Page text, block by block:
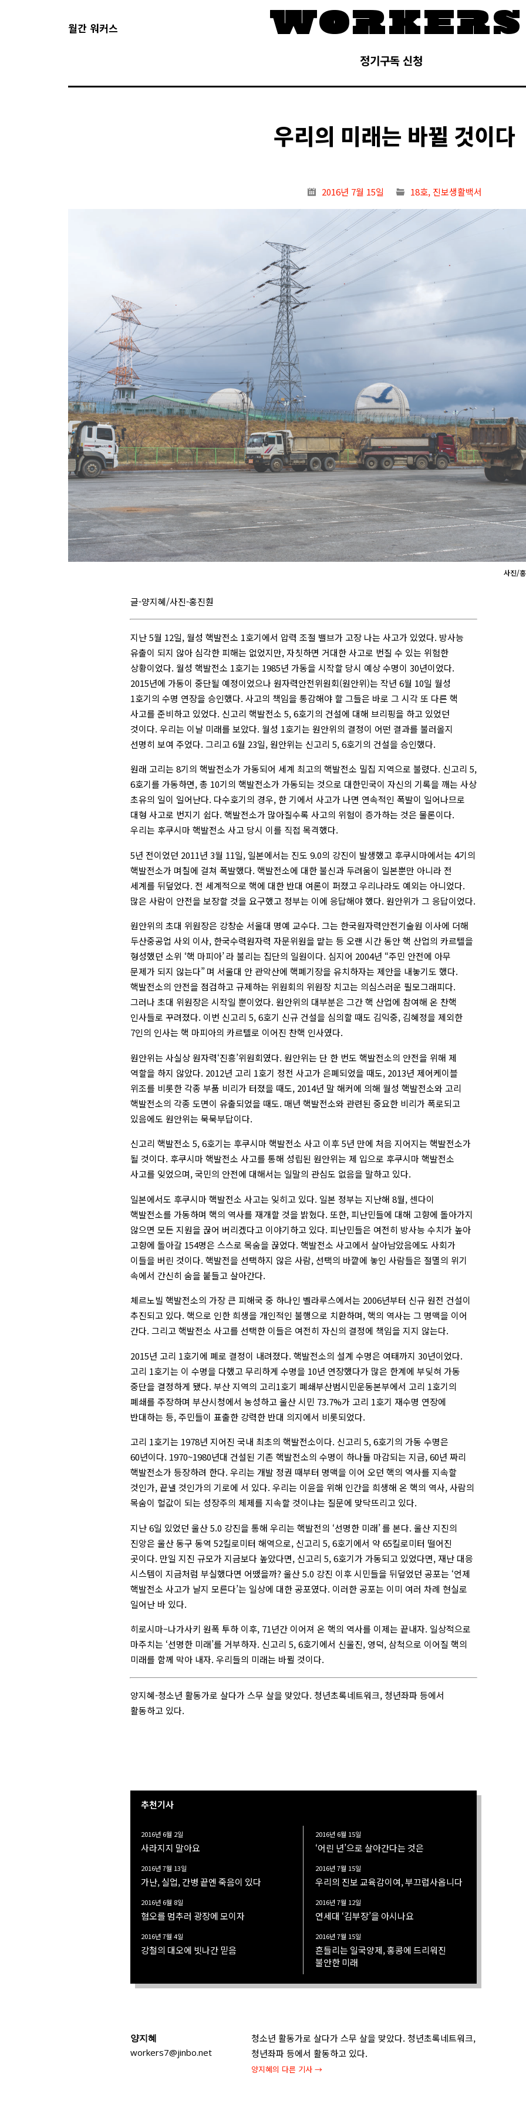
월간 워커스
정기구독 신청
우리의 미래는 바뀔 것이다
2016년 7월 15일 18호, 진보생활백서
사진/
글-양지혜/사진-홍진훤
지난 5월 12일, 월성 핵발전소 1호기에서 압력 조절 밸브가 고장 나는 사고가 있었다. 방사능
유출이 되지 않아 심각한 피해는 없었지만, 자칫하면 거대한 사고로 번질 수 있는 위험한
상황이었다. 월성 핵발전소 1호기는 1985년 가동을 시작할 당시 예상 수명이 30년이었다.
2015년에 가동이 중단될 예정이었으나 원자력안전위원회(원안위)는 작년 6월 10일 월성
1호기의 수명 연장을 승인했다. 사고의 책임을 통감해야 할 그들은 바로 그 시각 또 다른 핵
사고를 준비하고 있었다. 신고리 핵발전소 5, 6호기의 건설에 대해 브리핑을 하고 있었던
것이다. 우리는 이날 미래를 보았다. 월성 1호기는 원안위의 결정이 어떤 결과를 불러올지
선명히 보여 주었다. 그리고 6월 23일, 원안위는 신고리 5, 6호기의 건설을 승인했다.
원래 고리는 8기의 핵발전소가 가동되어 세계 최고의 핵발전소 밀집 지역으로 불렸다. 신고리 5,
6호기를 가동하면, 총 10기의 핵발전소가 가동되는 것으로 대한민국이 자신의 기록을 깨는 사상
초유의 일이 일어난다. 다수호기의 경우, 한 기에서 사고가 나면 연속적인 폭발이 일어나므로
대형 사고로 번지기 쉽다. 핵발전소가 많아질수록 사고의 위험이 증가하는 것은 물론이다.
우리는 후쿠시마 핵발전소 사고 당시 이를 직접 목격했다.
5년 전이었던 2011년 3월 11일, 일본에서는 진도 9.0의 강진이 발생했고 후쿠시마에서는 4기의
핵발전소가 며칠에 걸쳐 폭발했다. 핵발전소에 대한 불신과 두려움이 일본뿐만 아니라 전
세계를 뒤덮었다. 전 세계적으로 핵에 대한 반대 여론이 퍼졌고 우리나라도 예외는 아니었다.
많은 사람이 안전을 보장할 것을 요구했고 정부는 이에 응답해야 했다. 원안위가 그 응답이었다.
원안위의 초대 위원장은 강창순 서울대 명예 교수다. 그는 한국원자력안전기술원 이사에 더해
두산중공업 사외 이사, 한국수력원자력 자문위원을 맡는 등 오랜 시간 동안 핵 산업의 카르텔을
형성했던 소위 ‘핵 마피아’ 라 불리는 집단의 일원이다. 심지어 2004년 “주민 안전에 아무
문제가 되지 않는다” 며 서울대 안 관악산에 핵폐기장을 유치하자는 제안을 내놓기도 했다.
핵발전소의 안전을 점검하고 규제하는 위원회의 위원장 치고는 의심스러운 필모그래피다.
그러나 초대 위원장은 시작일 뿐이었다. 원안위의 대부분은 그간 핵 산업에 참여해 온 찬핵
인사들로 꾸려졌다. 이번 신고리 5, 6호기 신규 건설을 심의할 때도 김익중, 김혜정을 제외한
7인의 인사는 핵 마피아의 카르텔로 이어진 찬핵 인사였다.
원안위는 사실상 원자력‘진흥’위원회였다. 원안위는 단 한 번도 핵발전소의 안전을 위해 제
역할을 하지 않았다. 2012년 고리 1호기 정전 사고가 은폐되었을 때도, 2013년 제어케이블
위조를 비롯한 각종 부품 비리가 터졌을 때도, 2014년 말 해커에 의해 월성 핵발전소와 고리
핵발전소의 각종 도면이 유출되었을 때도. 매년 핵발전소와 관련된 중요한 비리가 폭로되고
있음에도 원안위는 묵묵부답이다.
신고리 핵발전소 5, 6호기는 후쿠시마 핵발전소 사고 이후 5년 만에 처음 지어지는 핵발전소가
될 것이다. 후쿠시마 핵발전소 사고를 통해 성립된 원안위는 제 입으로 후쿠시마 핵발전소
사고를 잊었으며, 국민의 안전에 대해서는 일말의 관심도 없음을 말하고 있다.
일본에서도 후쿠시마 핵발전소 사고는 잊히고 있다. 일본 정부는 지난해 8월, 센다이
핵발전소를 가동하며 핵의 역사를 재개할 것을 밝혔다. 또한, 피난민들에 대해 고향에 돌아가지
않으면 모든 지원을 끊어 버리겠다고 이야기하고 있다. 피난민들은 여전히 방사능 수치가 높아
고향에 돌아갈 154명은 스스로 목숨을 끊었다. 핵발전소 사고에서 살아남았음에도 사회가
이들을 버린 것이다. 핵발전을 선택하지 않은 사람, 선택의 바깥에 놓인 사람들은 절멸의 위기
속에서 간신히 숨을 붙들고 살아간다.
체르노빌 핵발전소의 가장 큰 피해국 중 하나인 벨라루스에서는 2006년부터 신규 원전 건설이
추진되고 있다. 핵으로 인한 희생을 개인적인 불행으로 치환하며, 핵의 역사는 그 명맥을 이어
간다. 그리고 핵발전소 사고를 선택한 이들은 여전히 자신의 결정에 책임을 지지 않는다.
2015년 고리 1호기에 폐로 결정이 내려졌다. 핵발전소의 설계 수명은 여태까지 30년이었다.
고리 1호기는 이 수명을 다했고 무리하게 수명을 10년 연장했다가 많은 한계에 부딪혀 가동
중단을 결정하게 됐다. 부산 지역의 고리1호기 폐쇄부산범시민운동본부에서 고리 1호기의
폐쇄를 주장하며 부산시청에서 농성하고 울산 시민 73.7%가 고리 1호기 재수명 연장에
반대하는 등, 주민들이 표출한 강력한 반대 의지에서 비롯되었다.
고리 1호기는 1978년 지어진 국내 최초의 핵발전소이다. 신고리 5, 6호기의 가동 수명은
60년이다. 1970~1980년대 건설된 기존 핵발전소의 수명이 하나둘 마감되는 지금, 60년 짜리
핵발전소가 등장하려 한다. 우리는 개발 정권 때부터 명맥을 이어 오던 핵의 역사를 지속할
것인가, 끝낼 것인가의 기로에 서 있다. 우리는 이윤을 위해 인간을 희생해 온 핵의 역사, 사람의
목숨이 헐값이 되는 성장주의 체제를 지속할 것이냐는 질문에 맞닥뜨리고 있다.
지난 6일 있었던 울산 5.0 강진을 통해 우리는 핵발전의 ‘선명한 미래’ 를 본다. 울산 지진의
진앙은 울산 동구 동역 52킬로미터 해역으로, 신고리 5, 6호기에서 약 65킬로미터 떨어진
곳이다. 만일 지진 규모가 지금보다 높았다면, 신고리 5, 6호기가 가동되고 있었다면, 재난 대응
시스템이 지금처럼 부실했다면 어땠을까? 울산 5.0 강진 이후 시민들을 뒤덮었던 공포는 ‘언제
핵발전소 사고가 날지 모른다’는 일상에 대한 공포였다. 이러한 공포는 이미 여러 차례 현실로
일어난 바 있다.
히로시마–나가사키 원폭 투하 이후, 71년간 이어져 온 핵의 역사를 이제는 끝내자. 일상적으로
마주치는 ‘선명한 미래’를 거부하자. 신고리 5, 6호기에서 신울진, 영덕, 삼척으로 이어질 핵의
미래를 함께 막아 내자. 우리들의 미래는 바뀔 것이다.
양지혜-청소년 활동가로 살다가 스무 살을 맞았다. 청년초록네트워크, 청년좌파 등에서
활동하고 있다.
추천기사
2016년 6월 2일
사라지지 말아요
2016년 7월 13일
가난, 실업, 간병 끝엔 죽음이 있다
2016년 6월 8일
혐오를 멈추러 광장에 모이자
2016년 7월 4일
강철의 대오에 빗나간 믿음
2016년 6월 15일
‘어린 년’으로 살아간다는 것은
2016년 7월 15일
우리의 진보 교육감이여, 부끄럽사옵니다
2016년 7월 12일
연세대 ‘김부장’을 아시나요
2016년 7월 15일
흔들리는 일국양제, 홍콩에 드리워진
불안한 미래
양지혜
workers7@jinbo.net
청소년 활동가로 살다가 스무 살을 맞았다. 청년초록네트워크,
청년좌파 등에서 활동하고 있다.
양지혜의 다른 기사 →